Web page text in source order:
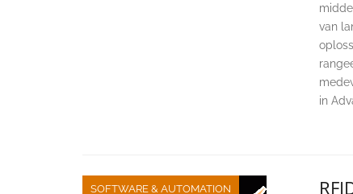
van
in
SOFTWARE & AUTOMATION